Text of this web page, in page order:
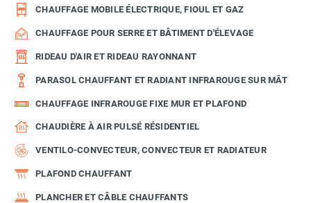
CHAUFFAGE MOBILE ÉLECTRIQUE, FIOUL ET GAZ
CHAUFFAGE POUR SERRE ET BÂTIMENT D'ÉLEVAGE
RIDEAU D'AIR ET RIDEAU RAYONNANT
PARASOL CHAUFFANT ET RADIANT INFRAROUGE SUR MÂT
CHAUFFAGE INFRAROUGE FIXE MUR ET PLAFOND
CHAUDIÈRE À AIR PULSÉ RÉSIDENTIEL
VENTILO-CONVECTEUR, CONVECTEUR ET RADIATEUR
PLAFOND CHAUFFANT
PLANCHER ET CÂBLE CHAUFFANTS